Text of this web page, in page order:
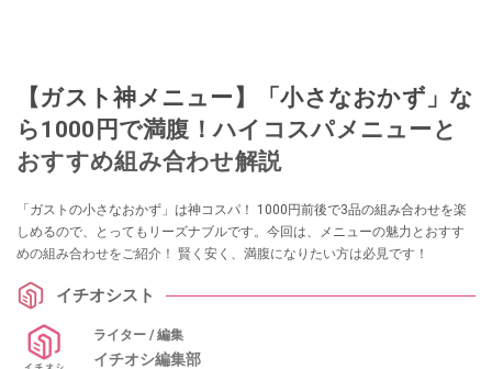
【ガスト神メニュー】「小さなおかず」な
ら1000円で満腹！ハイコスパメニューと
おすすめ組み合わせ解説
「ガストの小さなおかず」は神コスパ！ 1000円前後で3品の組み合わせを楽
しめるので、とってもリーズナブルです。今回は、メニューの魅力とおすす
めの組み合わせをご紹介！ 賢く安く、満腹になりたい方は必見です！
イチオシスト
ライター / 編集
イチオシ編集部